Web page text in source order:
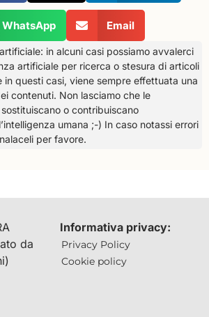
WhatsApp Email
in alcuni casi possiamo avvalerci
artificiale per ricerca o stesura di articoli
in questi casi, viene sempre effettuata una
contenuti. Non lasciamo che le
o contribuiscano
umana ;-) In caso notassi errori
per favore.
da
Informativa privacy:
Privacy Policy
Cookie policy